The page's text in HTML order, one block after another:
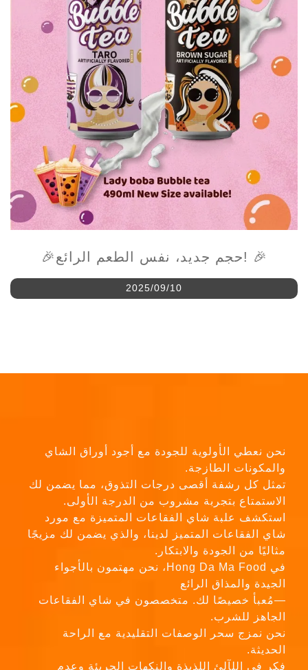
🎉حجم جديد، نفس الطعم الرائع! 🎉
2025/09/10
تمثل كل رشفة أقصى درجات التذوق، مما يضمن لك
الاستمتاع بتجربة مشروب من الدرجة الأولى.
استكشف علبة شاي الفقاعات المتميزة مع مورد
شاي الفقاعات المتميز لدينا، والذي يضمن لك مزيجًا
مثاليًا من الجودة والابتكار.
في Hong Da Ma Food، نحن مهتمون بالأجواء
الجيدة والمذاق الرائع
—مُعبأ خصيصًا لك. متخصصون في شاي الفقاعات
الجاهز للشرب.
نحن نمزج سحر الوصفات التقليدية مع الراحة
الحديثة.
فكر في اللآلئ اللذيذة والنكهات الجريئة وعدم
الانتظار في الطوابير.